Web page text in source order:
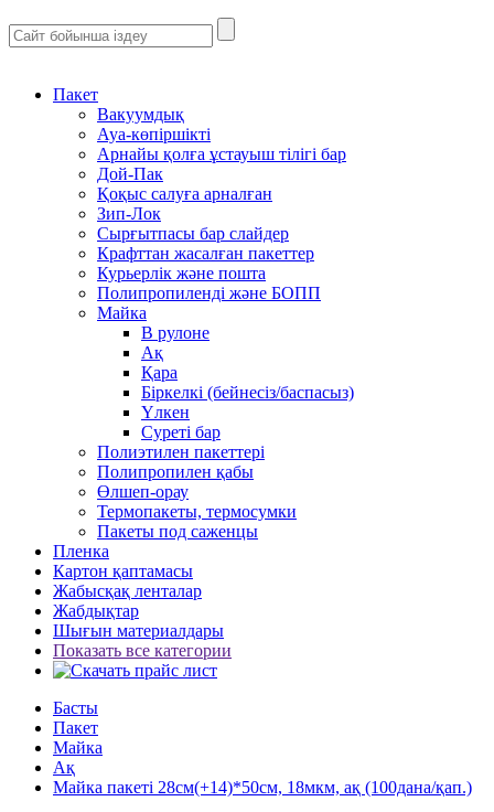
Пакет
Вакуумдық
Ауа-көпіршікті
Арнайы қолға ұстауыш тілігі бар
Дой-Пак
Қоқыс салуға арналған
Зип-Лок
Сырғытпасы бар слайдер
Крафттан жасалған пакеттер
Курьерлік және пошта
Полипропиленді және БОПП
Майка
В рулоне
Ақ
Қара
Біркелкі (бейнесіз/баспасыз)
Үлкен
Суреті бар
Полиэтилен пакеттері
Полипропилен қабы
Өлшеп-орау
Термопакеты, термосумки
Пакеты под саженцы
Пленка
Картон қаптамасы
Жабысқақ ленталар
Жабдықтар
Шығын материалдары
Показать все категории
Басты
Пакет
Майка
Ақ
Майка пакеті 28см(+14)*50см, 18мкм, ақ (100дана/қап.)